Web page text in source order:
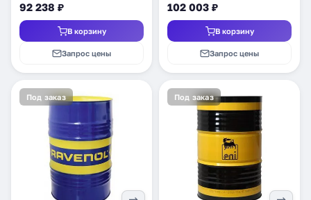
92 238 ₽
В корзину
Запрос цены
102 003 ₽
В корзину
Запрос цены
Под заказ Под заказ